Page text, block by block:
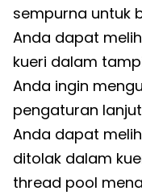
sempurna untuk
Anda dapat
kueri dalam
Anda ingin
pengaturan
Anda dapat
ditolak dalam
thread pool